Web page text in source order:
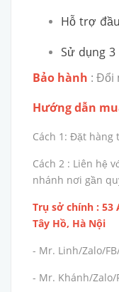
Hỗ trợ
Sử dụng 3
Bảo hành : Đổi
Hướng dẫn
Cách 1: Đặt hàng
Cách 2 : Liên hệ
nhánh nơi gần
Trụ sở chính : 53
Tây Hồ, Hà Nội
- Mr. Linh/Zalo/
- Mr. Khánh/Zalo/